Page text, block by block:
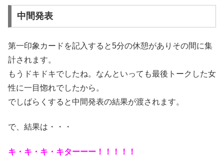
中間発表
第一印象カードを記入すると5分の休憩がありその間に集
計されます。
もうドキドキでしたね。なんといっても最後トークした女
性に一目惚れでしたから。
でしばらくすると中間発表の結果が渡されます。
で、結果は・・・
キ・キ・キ・キターーー！！！！！